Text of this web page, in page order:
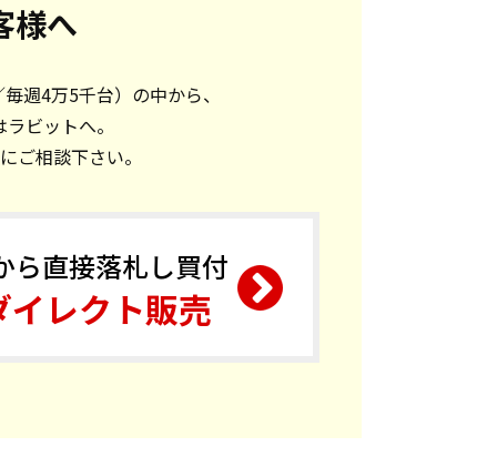
様へ
週4万5千台）の中から、
ビットへ。
ご相談下さい。
ら直接落札し買付
イレクト販売